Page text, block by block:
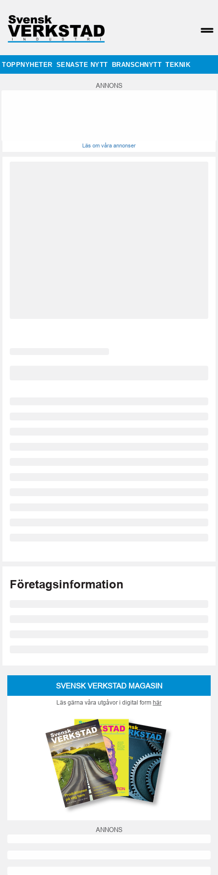
TOPPNYHETER SENASTE NYTT BRANSCHNYTT TEKNIK
ANNONS
Läs om våra annonser
Företagsinformation
SVENSK VERKSTAD MAGASIN
Läs gärna våra utgåvor i digital form här
ANNONS